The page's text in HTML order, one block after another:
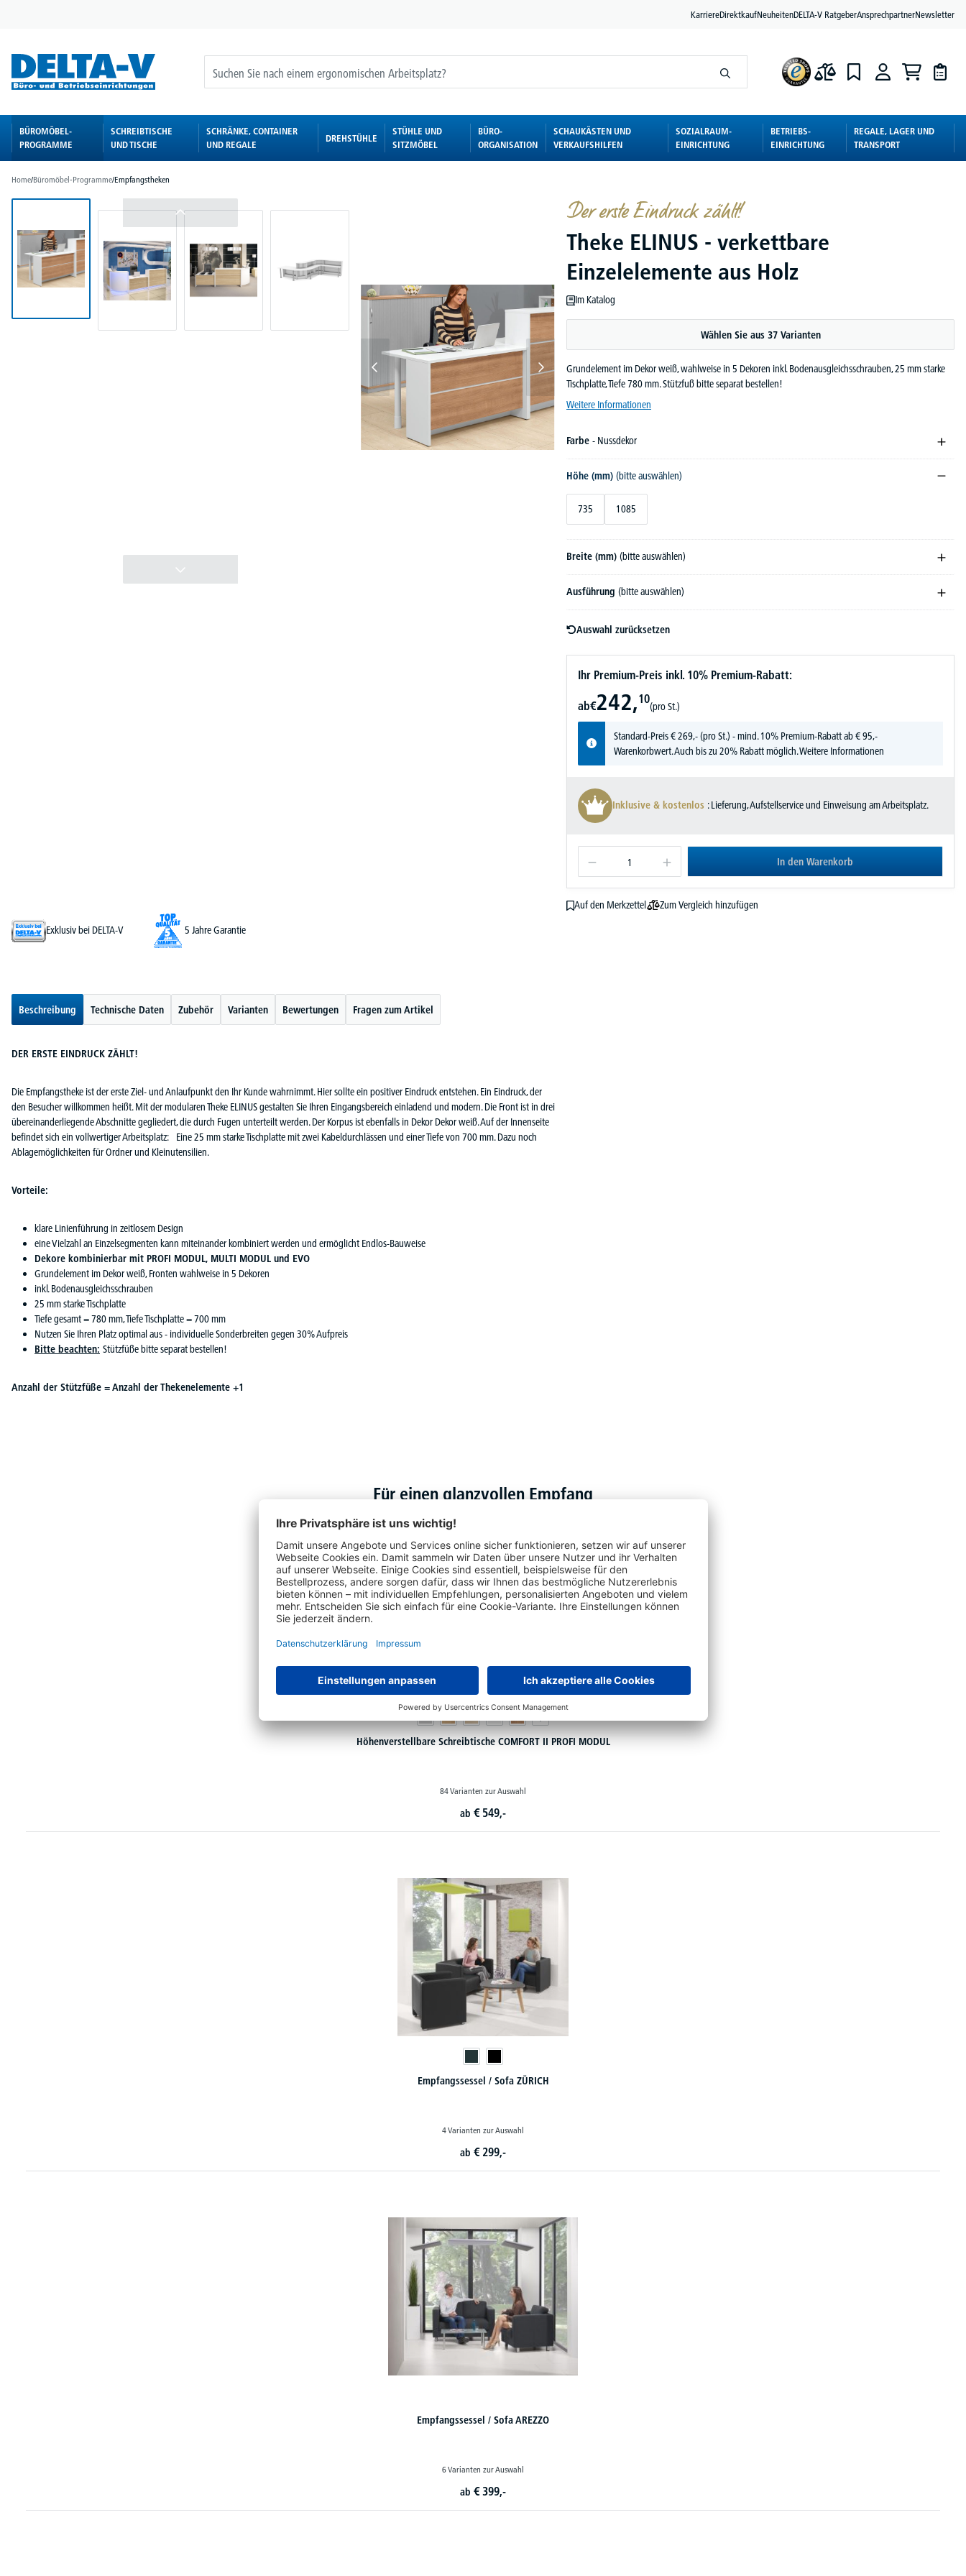
KarriereDirektkaufNeuheitenDELTA-V RatgeberAnsprechpartnerNewsletter
BÜROMÖBEL-
PROGRAMME
SCHREIBTISCHE
UND TISCHE
SCHRÄNKE, CONTAINER
UND REGALE
DREHSTÜHLE
STÜHLE UND
SITZMÖBEL
BÜRO-
ORGANISATION
SCHAUKÄSTEN UND
VERKAUFSHILFEN
SOZIALRAUM-
EINRICHTUNG
BETRIEBS-
EINRICHTUNG
REGALE, LAGER UND
TRANSPORT
Home/Büromöbel-Programme/Empfangstheken
Der erste Eindruck zählt!
Theke ELINUS - verkettbare
Einzelelemente aus Holz
Im Katalog
Wählen Sie aus 37 Varianten
Grundelement im Dekor weiß, wahlweise in 5 Dekoren inkl. Bodenausgleichsschrauben, 25 mm starke
Tischplatte, Tiefe 780 mm. Stützfuß bitte separat bestellen!
Weitere Informationen
Farbe - Nussdekor
Höhe (mm) (bitte auswählen)
735 1085
Breite (mm) (bitte auswählen)
Ausführung (bitte auswählen)
Auswahl zurücksetzen
Ihr Premium-Preis inkl. 10% Premium-Rabatt:
ab€242,10
(pro St.)
Standard-Preis€269,-(pro St.) - mind. 10% Premium-Rabatt ab € 95,-
Warenkorbwert. Auch bis zu 20% Rabatt möglich.Weitere Informationen
Inklusive & kostenlos : Lieferung, Aufstellservice und Einweisung am Arbeitsplatz.
In den Warenkorb
Auf den Merkzettel
Zum Vergleich hinzufügen
Exklusiv bei DELTA-V
5 Jahre Garantie
Beschreibung Technische Daten Zubehör Varianten Bewertungen Fragen zum Artikel
DER ERSTE EINDRUCK ZÄHLT!
Die Empfangstheke ist der erste Ziel- und Anlaufpunkt den Ihr Kunde wahrnimmt. Hier sollte ein positiver Eindruck entstehen. Ein Eindruck, der
den Besucher willkommen heißt. Mit der modularen Theke ELINUS gestalten Sie Ihren Eingangsbereich einladend und modern. Die Front ist in drei
übereinanderliegende Abschnitte gegliedert, die durch Fugen unterteilt werden. Der Korpus ist ebenfalls in Dekor Dekor weiß. Auf der Innenseite
befindet sich ein vollwertiger Arbeitsplatz: Eine 25 mm starke Tischplatte mit zwei Kabeldurchlässen und einer Tiefe von 700 mm. Dazu noch
Ablagemöglichkeiten für Ordner und Kleinutensilien.
Vorteile:
klare Linienführung in zeitlosem Design
eine Vielzahl an Einzelsegmenten kann miteinander kombiniert werden und ermöglicht Endlos-Bauweise
Dekore kombinierbar mit PROFI MODUL, MULTI MODUL und EVO
Grundelement im Dekor weiß, Fronten wahlweise in 5 Dekoren
inkl. Bodenausgleichsschrauben
25 mm starke Tischplatte
Tiefe gesamt = 780 mm, Tiefe Tischplatte = 700 mm
Nutzen Sie Ihren Platz optimal aus - individuelle Sonderbreiten gegen 30% Aufpreis
Bitte beachten: Stützfüße bitte separat bestellen!
Anzahl der Stützfüße = Anzahl der Thekenelemente +1
Für einen glanzvollen Empfang
Höhenverstellbare Schreibtische COMFORT II PROFI MODUL
84 Varianten zur Auswahl
ab € 549,-
Empfangssessel / Sofa ZÜRICH
4 Varianten zur Auswahl
ab € 299,-
Empfangssessel / Sofa AREZZO
6 Varianten zur Auswahl
ab € 399,-